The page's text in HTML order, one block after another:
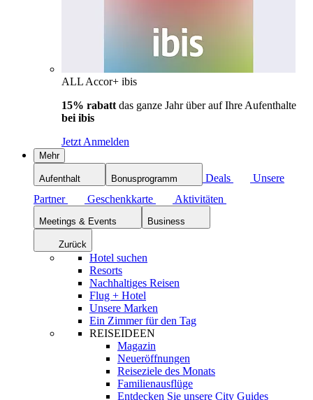
ALL Accor+ ibis
15% rabatt das ganze Jahr über auf Ihre Aufenthalte
bei ibis
Jetzt Anmelden
Mehr
Aufenthalt Bonusprogramm Deals
Unsere
Partner
Geschenkkarte Aktivitäten
Meetings & Events Business
Zurück
Hotel suchen
Resorts
Nachhaltiges Reisen
Flug + Hotel
Unsere Marken
Ein Zimmer für den Tag
REISEIDEEN
Magazin
Neueröffnungen
Reiseziele des Monats
Familienausflüge
Entdecken Sie unsere City Guides